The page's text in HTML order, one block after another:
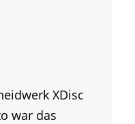
XDisc
war das